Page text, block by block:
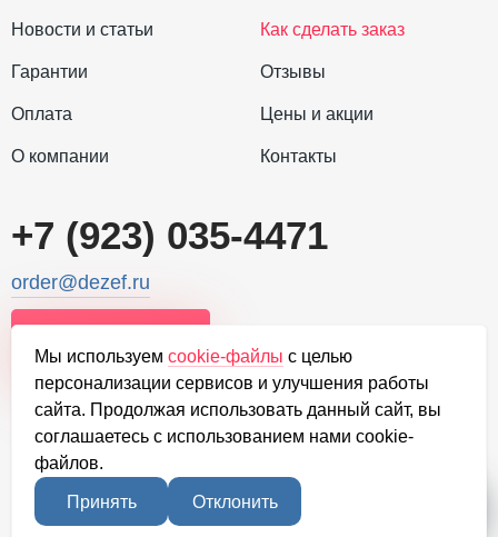
Новости и статьи Как сделать заказ
Гарантии Отзывы
Оплата Цены и акции
О компании Контакты
+7 (923) 035-4471
order@dezef.ru
2010-2026, Официальный сайт санитарной службы, в г. Владикавказ
Политика конфиденциальности
Обработка персональных данных
Мы используем cookie-файлы с целью
персонализации сервисов и улучшения работы
сайта. Продолжая использовать данный сайт, вы
соглашаетесь с использованием нами cookie-
файлов.
Принять Отклонить